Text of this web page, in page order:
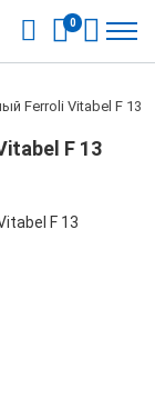
0
Ferroli Vitabel F 13
F 13